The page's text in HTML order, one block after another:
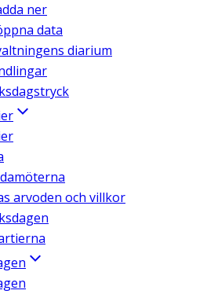
ner
data
diarium
arvoden och villkor